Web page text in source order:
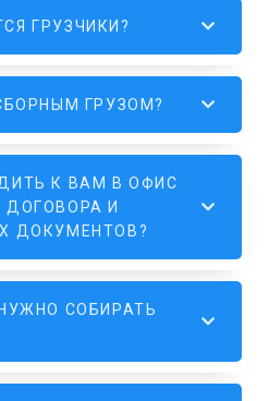
ГРУЗЧИКИ?
ГРУЗОМ?
К ВАМ В ОФИС
И
ДОКУМЕНТОВ?
СОБИРАТЬ